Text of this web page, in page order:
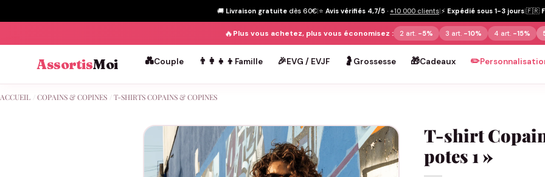
🚚 Livraison gratuite dès 60€|⭐ Avis vérifiés 4,7/5 · +10 000 clients|⚡ Expédié sous 1-3 jours|🇫🇷
🔥Plus vous achetez, plus vous économisez : 2 art. -5% 3 art. -10% 4 art. -15%
AssortisMoi 💑Couple 👨‍👩‍👧‍👦 Famille 🎉EVG / EVJF 🤰 Grossesse 🎁Cadeaux ✏️
ACCUEIL COPAINS & COPINES T-SHIRTS COPAINS & COPINES
T-shirt
potes 1 »